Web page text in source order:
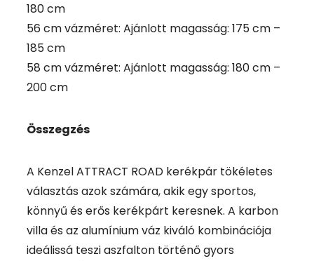
180 cm
56 cm vázméret: Ajánlott magasság: 175 cm –
185 cm
58 cm vázméret: Ajánlott magasság: 180 cm –
200 cm
Összegzés
A Kenzel ATTRACT ROAD kerékpár tökéletes
választás azok számára, akik egy sportos,
könnyű és erős kerékpárt keresnek. A karbon
villa és az alumínium váz kiváló kombinációja
ideálissá teszi aszfalton történő gyors